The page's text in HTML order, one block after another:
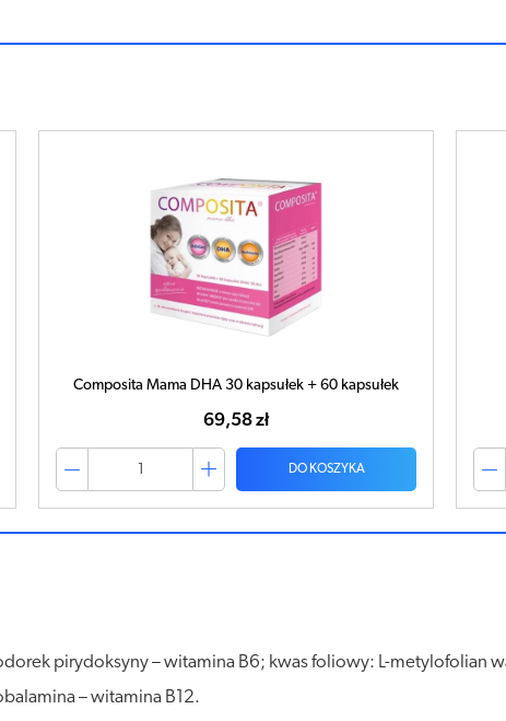
Pueria Uno x 60 kapsułek
80,24 zł
DO KOSZYKA
pirydoksyny – witamina B6; kwas foliowy: L-
– witamina B12.